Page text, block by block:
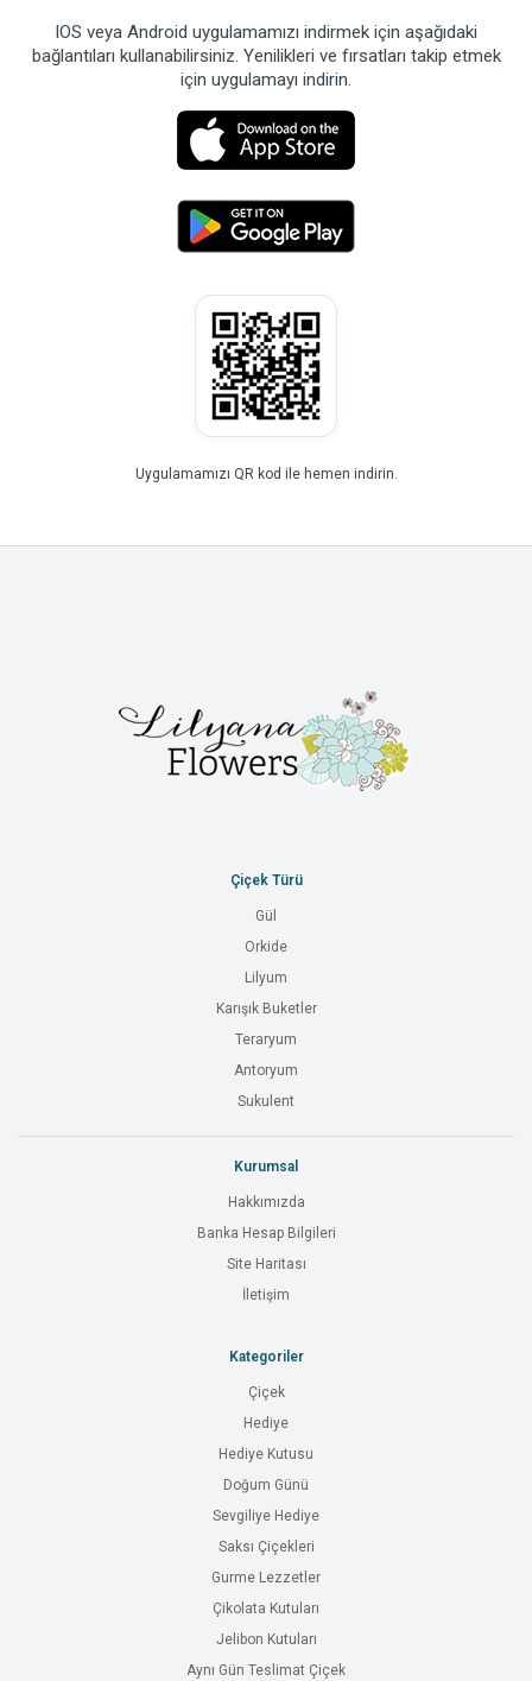
IOS veya Android uygulamamızı indirmek için aşağıdaki
bağlantıları kullanabilirsiniz. Yenilikleri ve fırsatları takip etmek
için uygulamayı indirin.
Uygulamamızı QR kod ile hemen indirin.
Çiçek Türü
Gül
Orkide
Lilyum
Karışık Buketler
Teraryum
Antoryum
Sukulent
Kurumsal
Hakkımızda
Banka Hesap Bilgileri
Site Haritası
İletişim
Kategoriler
Çiçek
Hediye
Hediye Kutusu
Doğum Günü
Sevgiliye Hediye
Saksı Çiçekleri
Gurme Lezzetler
Çikolata Kutuları
Jelibon Kutuları
Aynı Gün Teslimat Çiçek